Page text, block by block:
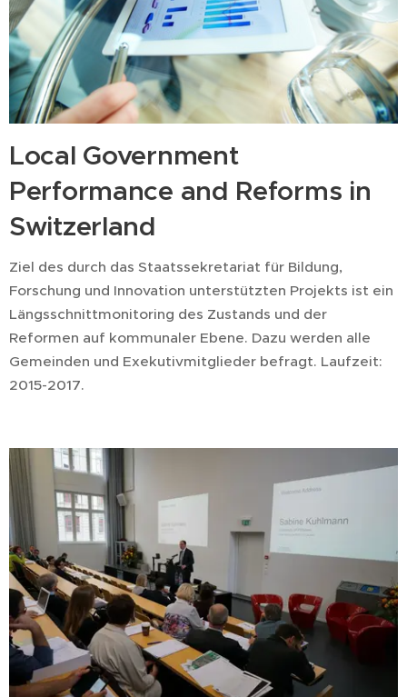
Local Government
Performance and Reforms in
Switzerland
Ziel des durch das Staatssekretariat für Bildung,
Forschung und Innovation unterstützten Projekts ist ein
Längsschnittmonitoring des Zustands und der
Reformen auf kommunaler Ebene. Dazu werden alle
Gemeinden und Exekutivmitglieder befragt. Laufzeit:
2015-2017.